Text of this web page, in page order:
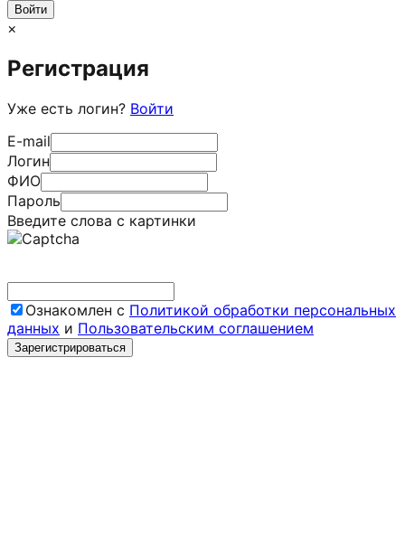
×
Регистрация
Уже есть логин? Войти
E-mail
Логин
ФИО
Пароль
Введите слова с картинки
Ознакомлен с Политикой обработки персональных
данных и Пользовательским соглашением